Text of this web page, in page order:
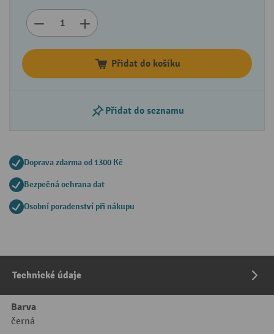
Přidat do košíku
Přidat do seznamu
Doprava zdarma od 1300 Kč
Bezpečná ochrana dat
Osobní poradenství při nákupu
Technické údaje
Barva
černá